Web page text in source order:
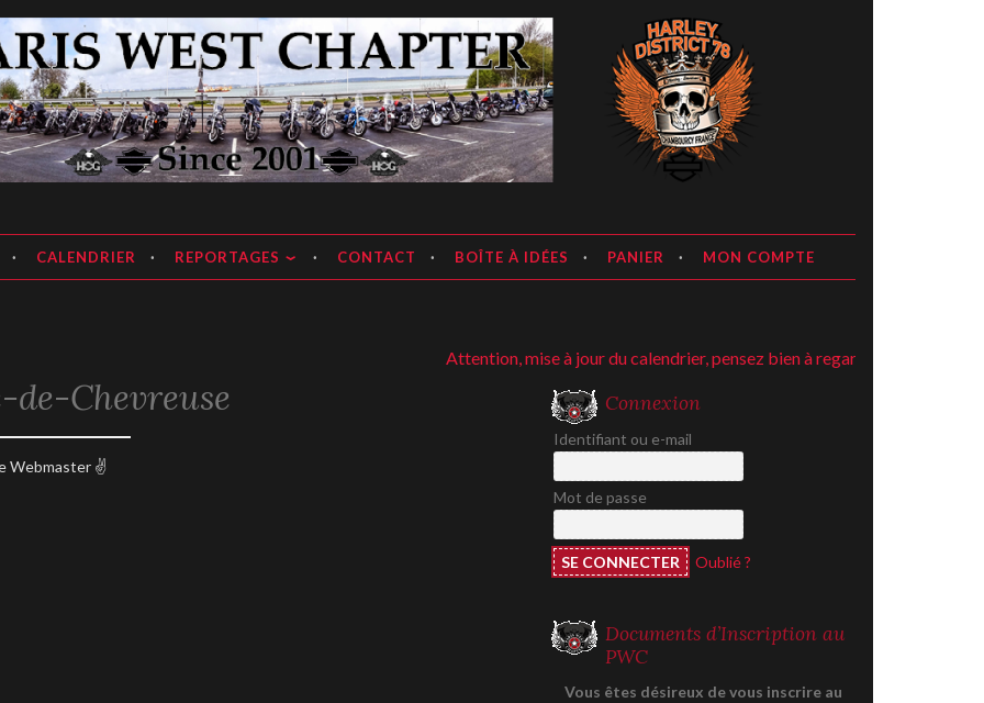
CALENDRIER REPORTAGES CONTACT BOÎTE À IDÉES PANIER MON COMPTE
Attention, mise à jour du calendrier, pensez bien à regarder ;-)
de-Chevreuse
Webmaster ✌️
Connexion
Identifiant ou e-mail
Mot de passe
Oublié ?
Documents d’Inscription au
PWC
Vous êtes désireux de vous inscrire au